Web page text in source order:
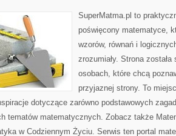
SuperMatma.pl to
poświęcony matematyce,
wzorów, równań i
zrozumiały. Strona
osobach, które chcą
przyjaznej strony. To
dotyczące zarówno podstawowych
tematów matematycznych. Zobacz także
w Codziennym Życiu. Serwis ten portal